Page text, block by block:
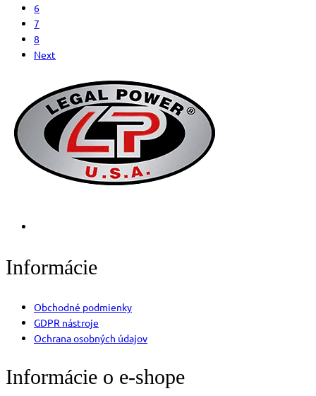
6
7
8
Next
Informácie
Obchodné podmienky
GDPR nástroje
Ochrana osobných údajov
Informácie o e-shope